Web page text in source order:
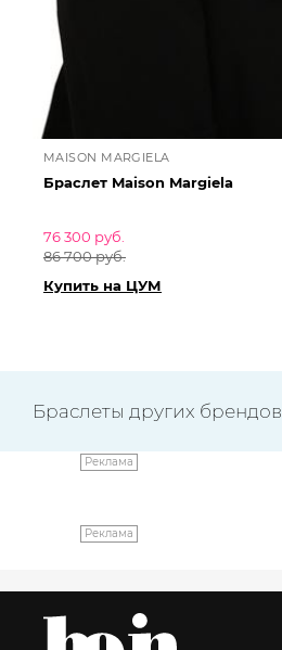
MAISON MARGIELA
Браслет Maison Margiela
76 300 руб.
86 700 руб.
Купить на ЦУМ
Браслеты других брендов
Реклама
Реклама